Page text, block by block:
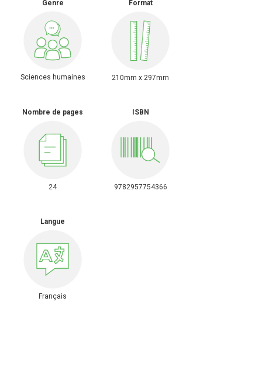
Genre
Sciences humaines
Format
210mm x 297mm
Nombre de pages
24
ISBN
9782957754366
Langue
Français